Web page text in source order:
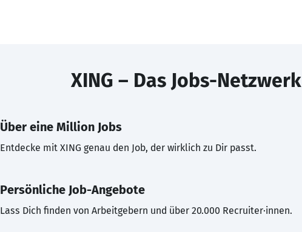
XING – Das Jobs-Netzwerk
Über eine Million Jobs
Entdecke mit XING genau den Job, der wirklich zu Dir passt.
Persönliche Job-Angebote
Lass Dich finden von Arbeitgebern und über 20.000 Recruiter·innen.